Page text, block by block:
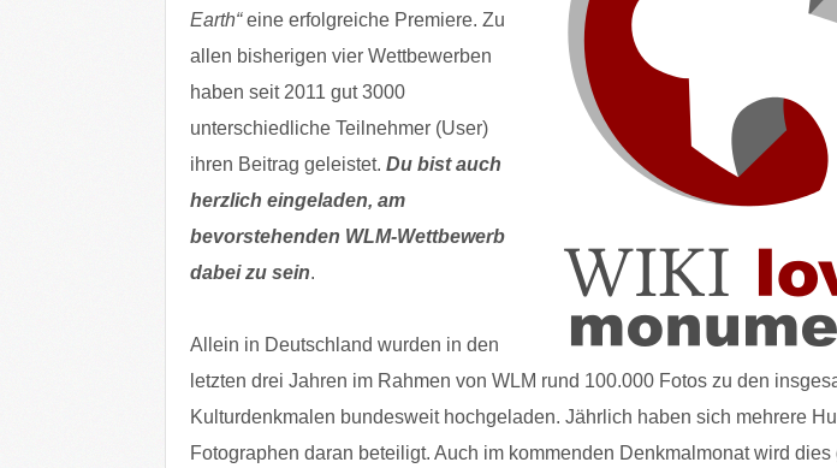
Earth“eine erfolgreiche Premiere. Zu
allen bisherigen vier Wettbewerben
haben seit 2011 gut 3000
unterschiedliche Teilnehmer (User)
ihren Beitrag geleistet. Du bist auch
herzlich eingeladen, am
bevorstehenden WLM-Wettbewerb
dabei zu sein.
Allein in Deutschland wurden in den
letzten drei Jahren im Rahmen von WLM rund 100.000 Fotos zu den
Kulturdenkmalen bundesweit hochgeladen. Jährlich haben sich mehrere
Fotographen daran beteiligt. Auch im kommenden Denkmalmonat wird